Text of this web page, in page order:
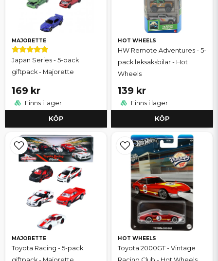
MAJORETTE
Japan Series - 5-pack
giftpack - Majorette
169 kr
Finns i lager
KÖP
HOT WHEELS
HW Remote Adventures - 5-
pack leksaksbilar - Hot
Wheels
139 kr
Finns i lager
KÖP
MAJORETTE
Toyota Racing - 5-pack
HOT WHEELS
Toyota 2000GT - Vintage